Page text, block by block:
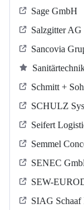
Sage GmbH
Salzgitter AG
Sancovia
Schmitt +
SCHULZ
Seifert
Semmel
SENEC
SEW-
SIAG Schaaf